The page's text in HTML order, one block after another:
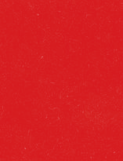
Maridaje:
pescados a
Lúpulo y